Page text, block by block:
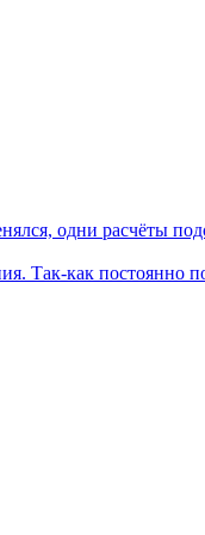
одни расчёты
Так-как постоянно